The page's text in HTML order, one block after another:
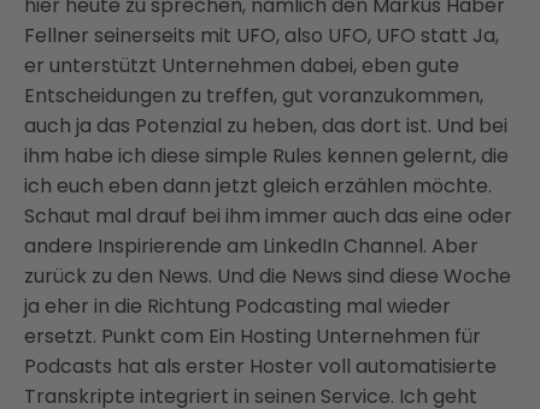
hier heute zu sprechen, nämlich den Markus Haber
Fellner seinerseits mit UFO, also UFO, UFO statt Ja,
er unterstützt Unternehmen dabei, eben gute
Entscheidungen zu treffen, gut voranzukommen,
auch ja das Potenzial zu heben, das dort ist. Und bei
ihm habe ich diese simple Rules kennen gelernt, die
ich euch eben dann jetzt gleich erzählen möchte.
Schaut mal drauf bei ihm immer auch das eine oder
andere Inspirierende am LinkedIn Channel. Aber
zurück zu den News. Und die News sind diese Woche
ja eher in die Richtung Podcasting mal wieder
ersetzt. Punkt com Ein Hosting Unternehmen für
Podcasts hat als erster Hoster voll automatisierte
Transkripte integriert in seinen Service. Ich geht